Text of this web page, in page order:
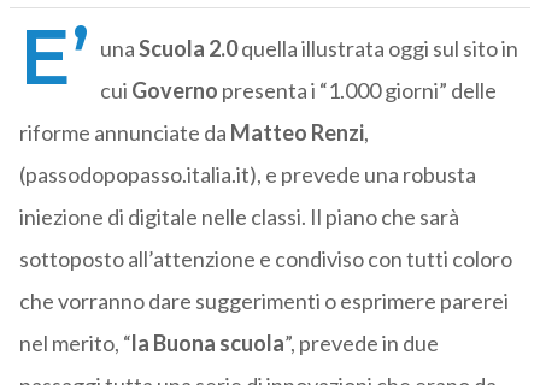
E’ unaScuola 2.0quella illustrata oggi sul sito in
cui Governo presenta i “1.000 giorni” delle
riforme annunciate da Matteo Renzi,
(passodopopasso.italia.it), e prevede una robusta
iniezione di digitale nelle classi. Il piano che sarà
sottoposto all’attenzione e condiviso con tutti coloro
che vorranno dare suggerimenti o esprimere parerei
nel merito, “la Buona scuola”, prevede in due